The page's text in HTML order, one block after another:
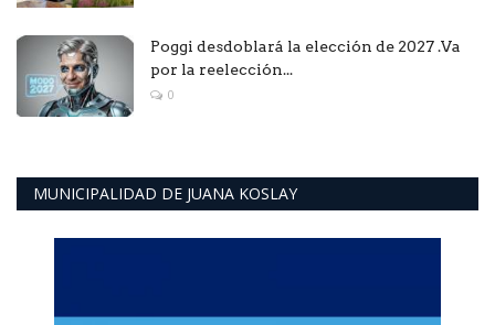
Poggi desdoblará la elección de 2027 .Va
por la reelección...
0
MUNICIPALIDAD DE JUANA KOSLAY